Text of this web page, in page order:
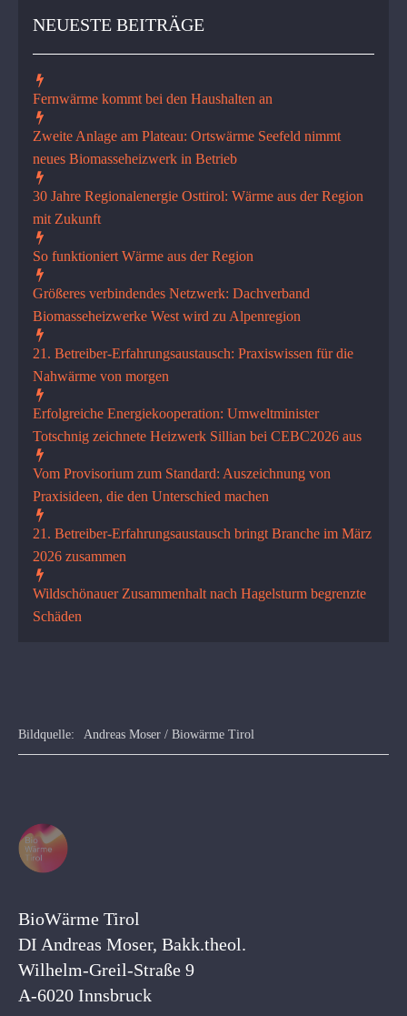
NEUESTE BEITRÄGE
Fernwärme kommt bei den Haushalten an
Zweite Anlage am Plateau: Ortswärme Seefeld nimmt
neues Biomasseheizwerk in Betrieb
30 Jahre Regionalenergie Osttirol: Wärme aus der Region
mit Zukunft
So funktioniert Wärme aus der Region
Größeres verbindendes Netzwerk: Dachverband
Biomasseheizwerke West wird zu Alpenregion
21. Betreiber-Erfahrungsaustausch: Praxiswissen für die
Nahwärme von morgen
Erfolgreiche Energiekooperati­on: Umweltminister
Totschnig zeichnete Heizwerk Sillian bei CEBC2026 aus
Vom Provisorium zum Standard: Auszeichnung von
Praxisideen, die den Unterschied machen
21. Betreiber-Erfahrungsaustausch bringt Branche im März
2026 zusammen
Wildschönauer Zusammenhalt nach Hagelsturm begrenzte
Schäden
Bildquelle: Andreas Moser / Biowärme Tirol
BioWärme Tirol
DI Andreas Moser, Bakk.theol.
Wilhelm-Greil-Straße 9
A-6020 Innsbruck